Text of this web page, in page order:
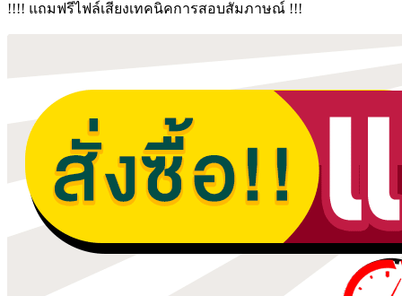
!!!! แถมฟรีไฟล์เสียงเทคนิคการสอบสัมภาษณ์ !!!